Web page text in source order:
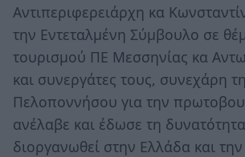
Αντιπεριφερειάρχη κα
την Εντεταλμένη Σύμβουλο σε
τουρισμού ΠΕ Μεσσηνίας κα
και συνεργάτες τους, συνεχάρη
Πελοποννήσου για την
ανέλαβε και έδωσε τη
διοργανωθεί στην Ελλάδα και